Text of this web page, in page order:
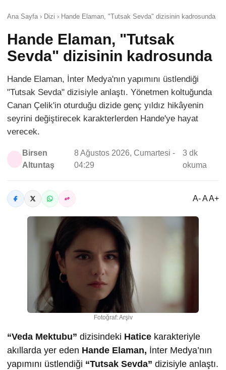
Ana Sayfa › Dizi › Hande Elaman, "Tutsak Sevda" dizisinin kadrosunda
Hande Elaman, "Tutsak
Sevda" dizisinin kadrosunda
Hande Elaman, İnter Medya'nın yapımını üstlendiği
"Tutsak Sevda" dizisiyle anlaştı. Yönetmen koltuğunda
Canan Çelik'in oturduğu dizide genç yıldız hikâyenin
seyrini değiştirecek karakterlerden Hande'ye hayat
verecek.
Birsen
Altuntaş
8 Ağustos 2026, Cumartesi -
04:29
3 dk
okuma
A- A A+
Fotoğraf: Arşiv
“Veda Mektubu” dizisindeki Hatice karakteriyle
akıllarda yer eden Hande Elaman, İnter Medya’nın
yapımını üstlendiği “Tutsak Sevda” dizisiyle anlaştı.